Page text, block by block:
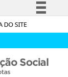
DO SITE
informaçãoSocial